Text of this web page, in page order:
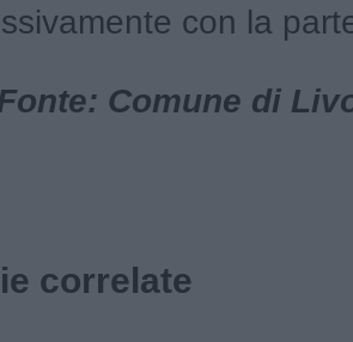
con la
Comune di
correlate